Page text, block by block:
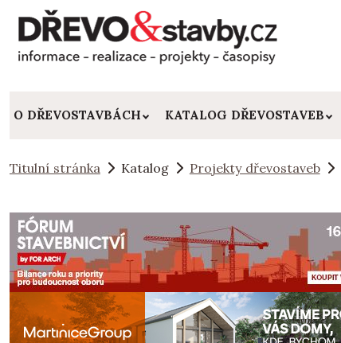
O DŘEVOSTAVBÁCH KATALOG DŘEVOSTAVEB
Titulní stránka Katalog Projekty dřevostaveb